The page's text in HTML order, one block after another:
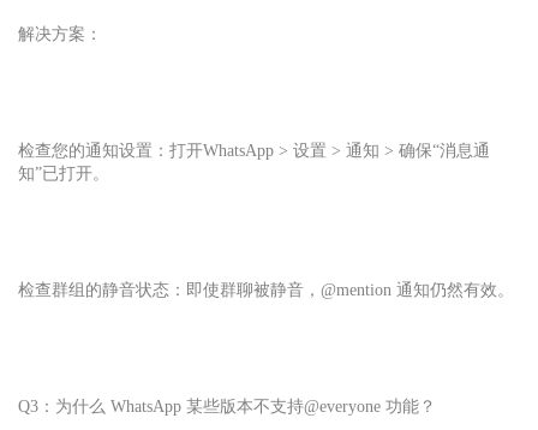
解决方案：
检查您的通知设置：打开WhatsApp > 设置 > 通知 > 确保“消息通
知”已打开。
检查群组的静音状态：即使群聊被静音，@mention 通知仍然有效。
Q3：为什么 WhatsApp 某些版本不支持@everyone 功能？